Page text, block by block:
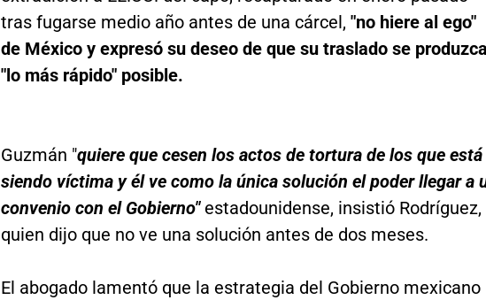
tras fugarse medio año antes de una cárcel, "no hiere al ego"
de México y expresó su deseo de que su traslado se
"lo más rápido" posible.
Guzmán "quiere que cesen los actos de tortura de los que está
siendo víctima y él ve como la única solución el poder llegar a
convenio con el Gobierno"estadounidense, insistió Rodríguez,
quien dijo que no ve una solución antes de dos meses.
El abogado lamentó que la estrategia del Gobierno mexicano